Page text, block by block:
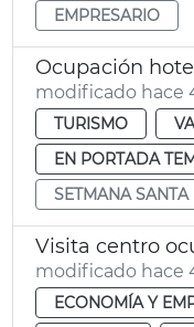
EMPRESARIO
Ocupación
modificado hace
TURISMO
EN PORTADA
SETMANA SANTA
Visita centro
modificado hace
ECONOMÍA Y